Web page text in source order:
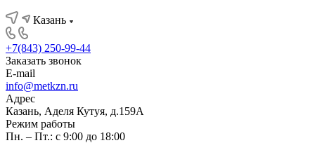
Казань
+7(843) 250-99-44
Заказать звонок
E-mail
info@metkzn.ru
Адрес
Казань, Аделя Кутуя, д.159А
Режим работы
Пн. – Пт.: с 9:00 до 18:00